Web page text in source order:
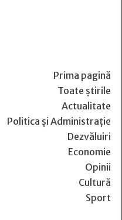
Prima pagină
Toate știrile
Actualitate
Politica și Administrație
Dezvăluiri
Economie
Opinii
Cultură
Sport